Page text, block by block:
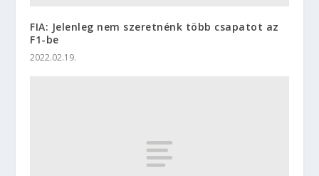
FIA: Jelenleg nem szeretnénk több csapatot az
F1-be
2022.02.19.